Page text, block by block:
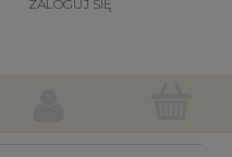
ZALOGUJ SIĘ